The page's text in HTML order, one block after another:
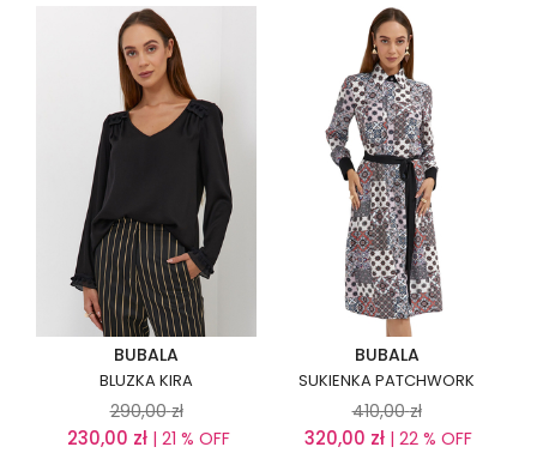
BUBALA
BLUZKA KIRA
290,00 zł
230,00 zł| 21 % OFF
BUBALA
SUKIENKA PATCHWORK
410,00 zł
320,00 zł | 22 % OFF